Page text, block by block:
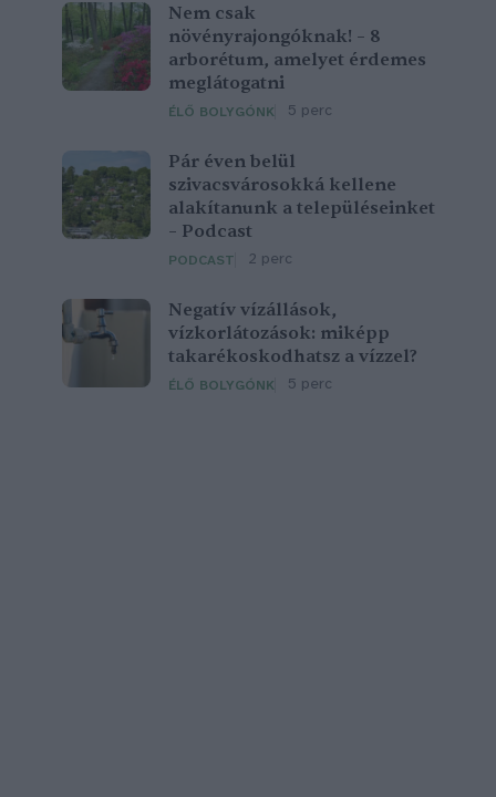
Nem csak
növényrajongóknak! – 8
arborétum, amelyet érdemes
meglátogatni
ÉLŐ BOLYGÓNK 5 perc
Pár éven belül
szivacsvárosokká kellene
alakítanunk a településeinket
– Podcast
PODCAST 2 perc
Negatív vízállások,
vízkorlátozások: miképp
takarékoskodhatsz a vízzel?
ÉLŐ BOLYGÓNK 5 perc